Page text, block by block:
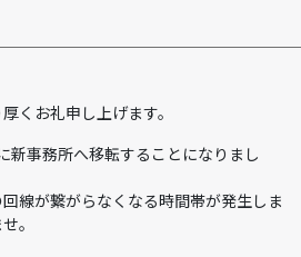
くお礼申し上げます。
新事務所へ移転することになりまし
線が繋がらなくなる時間帯が発生しま
。